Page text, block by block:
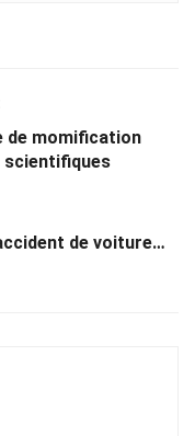
de momification
scientifiques
de voiture…